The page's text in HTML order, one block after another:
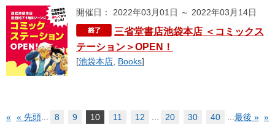
開催日： 2022年03月01日 ～ 2022年03月14日
三省堂書店池袋本店 ＜コミックス
テーション＞OPEN！
[池袋本店 Books]
« 先頭
« ... 8 9 10 11 12 20 30 40 »
最後 »